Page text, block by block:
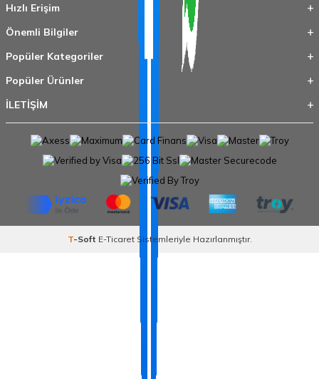
Hızlı Erişim
Önemli Bilgiler
Popüler Kategoriler
Popüler Ürünler
İLETİŞİM
T-Soft E-TicaretSistemleriyle Hazırlanmıştır.